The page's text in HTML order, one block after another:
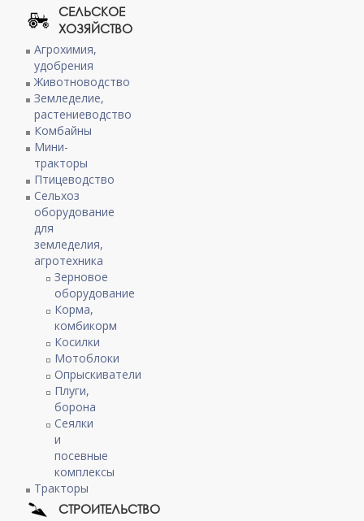
СЕЛЬСКОЕ
ХОЗЯЙСТВО
Агрохимия,
удобрения
Животноводство
Земледелие,
растениеводство
Комбайны
Мини-
тракторы
Птицеводство
Сельхоз
оборудование
для
земледелия,
агротехника
Зерновое
оборудование
Корма,
комбикорм
Косилки
Мотоблоки
Опрыскиватели
Плуги,
борона
Сеялки
и
посевные
комплексы
Тракторы
СТРОИТЕЛЬСТВО